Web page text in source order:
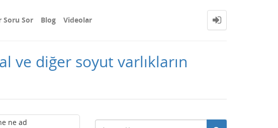
Soru Sor Blog Videolar
ve diğer soyut varlıkların
ne ad